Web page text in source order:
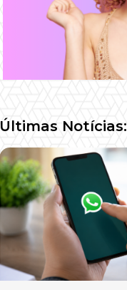
Últimas Notícias: